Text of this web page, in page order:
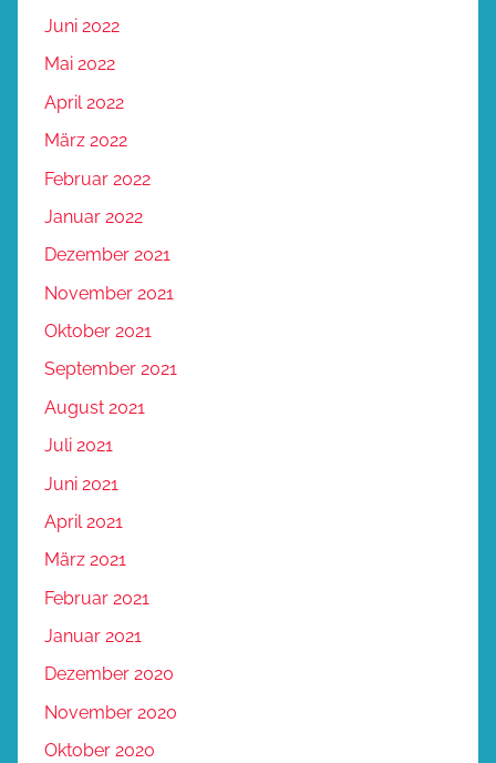
Juni 2022
Mai 2022
April 2022
März 2022
Februar 2022
Januar 2022
Dezember 2021
November 2021
Oktober 2021
September 2021
August 2021
Juli 2021
Juni 2021
April 2021
März 2021
Februar 2021
Januar 2021
Dezember 2020
November 2020
Oktober 2020